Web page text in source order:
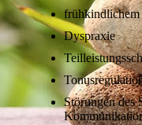
frühkindlichem
Dyspraxie
Störungen des